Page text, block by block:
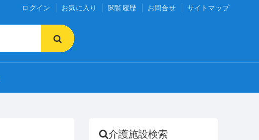
ログイン お気に入り 閲覧履歴 お問合せ サイトマップ
介護施設検索